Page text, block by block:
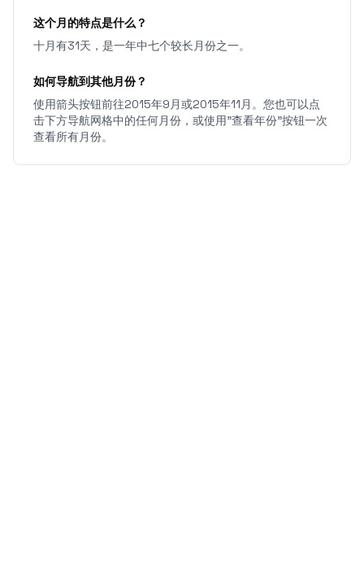
这个月的特点是什么？
十月有31天，是一年中七个较长月份之一。
如何导航到其他月份？
使用箭头按钮前往2015年9月或2015年11月。您也可以点
击下方导航网格中的任何月份，或使用"查看年份"按钮一次
查看所有月份。